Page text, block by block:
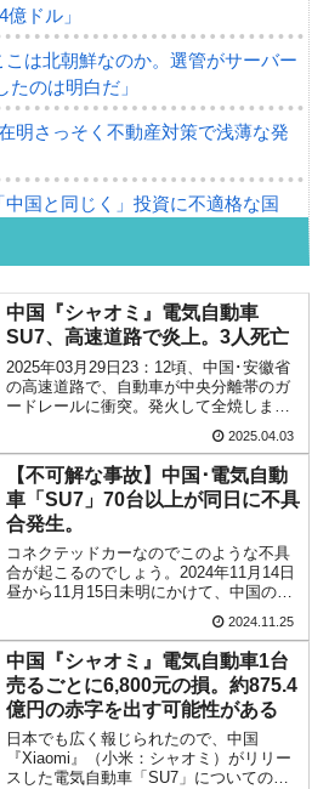
ドル」
こは北朝鮮なのか。選管がサーバー
のは明白だ」
明さっそく不動産対策で浅薄な発
中国と同じく」投資に不適格な国
手」手段ではないのか？
取引量「1日当たり1,214.4億ドル」
きに強く左右される状態
ってきた李在明。李在明を支持しな
領府ボンクラ政策室長が告発された
株価操作であり、空前の国政壟断
職員が「丸刈りになって抗議活
が鉄鋼輸出を異常増加させる ⇒ 中
む。
「半導体絶好調」のウラで他業種
示す現況は決して良くない。
突案件】韓国消費者院が『クーパ
中国『シャオミ』電気自動車
SU7、高速道路で炎上。3人死亡
2025年03月29日23：12頃、中国･安徽省
の高速道路で、自動車が中央分離帯のガ
ードレールに衝突。発火して全焼しまし
ミ）』の電気自動車「SU7」でした。
↑『Xiaomi（小米：Xiaomi）』SU7。...
2025.04.03
【不可解な事故】中国･電気自動
車「SU7」70台以上が同日に不具
合発生。
コネクテッドカーなのでこのような不具
合が起こるのでしょう。2024年11月14日
昼から11月15日未明にかけて、中国のス
マホメーカー『Xiaomi（小米：シャオ
ミ）』の電気自動車SUV7が中国全土で
70台以上、同日に不具合が発生する――
とい...
2024.11.25
中国『シャオミ』電気自動車1台
売るごとに6,800元の損。約875.4
億円の赤字を出す可能性がある
日本でも広く報じられたので、中国
『Xiaomi』（小米：シャオミ）がリリー
スした電気自動車「SU7」についてのニ